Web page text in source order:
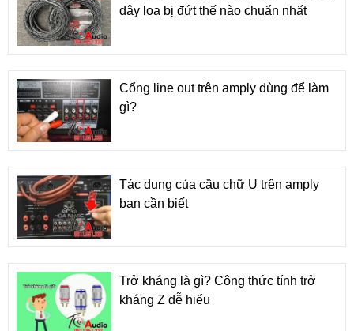
dây loa bị đứt thế nào chuẩn nhất
Cổng line out trên amply dùng để làm
gì?
Tác dụng của cầu chữ U trên amply
bạn cần biết
Trở kháng là gì? Công thức tính trở
kháng Z dễ hiểu